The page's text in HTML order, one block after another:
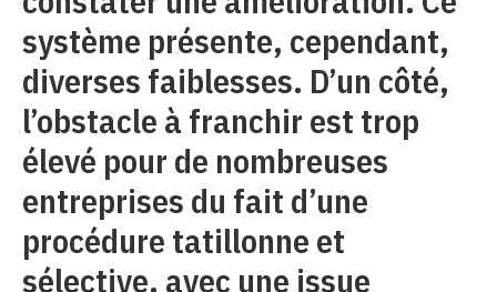
système présente, cependant,
diverses faiblesses. D’un côté,
l’obstacle à franchir est trop
élevé pour de nombreuses
entreprises du fait d’une
procédure tatillonne et
sélective, avec une issue